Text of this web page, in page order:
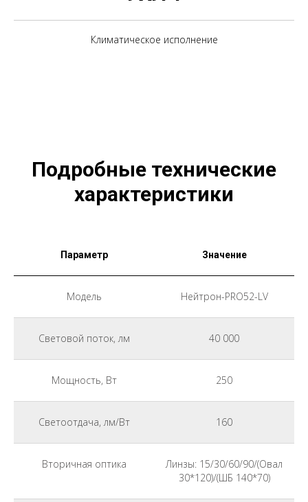
Климатическое исполнение
Подробные технические
характеристики
Параметр Значение
Модель Нейтрон-PRO52-LV
Световой поток, лм 40 000
Мощность, Вт 250
Светоотдача, лм/Вт 160
Вторичная оптика
Линзы: 15/30/60/90/(Овал
30*120)/(ШБ 140*70)